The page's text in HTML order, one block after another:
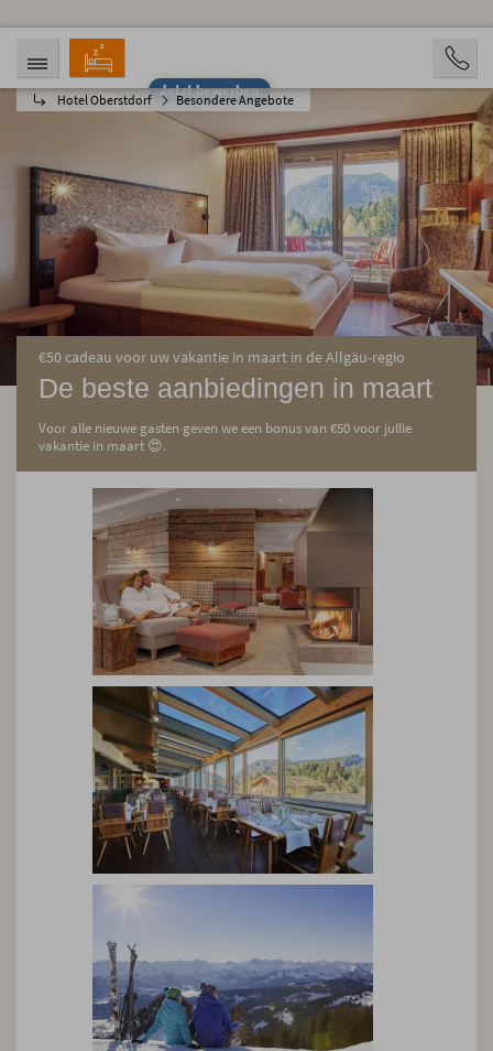
Jetzt bewerben
Hotel Oberstdorf Besondere Angebote
ANREISE ABREISE
15.08.2026
2 Personen
BUCHEN
€50 cadeau voor uw vakantie in maart in de Allgäu-regio
De beste aanbiedingen in maart
Voor alle nieuwe gasten geven we een bonus van €50 voor jullie
vakantie in maart 😍.